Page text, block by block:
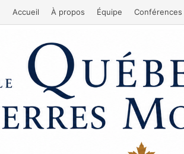
Accueil À propos Équipe Conférences